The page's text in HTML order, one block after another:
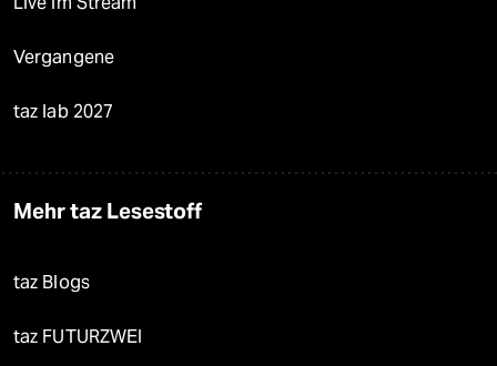
Vergangene
taz lab 2027
Mehr taz Lesestoff
taz Blogs
taz FUTURZWEI